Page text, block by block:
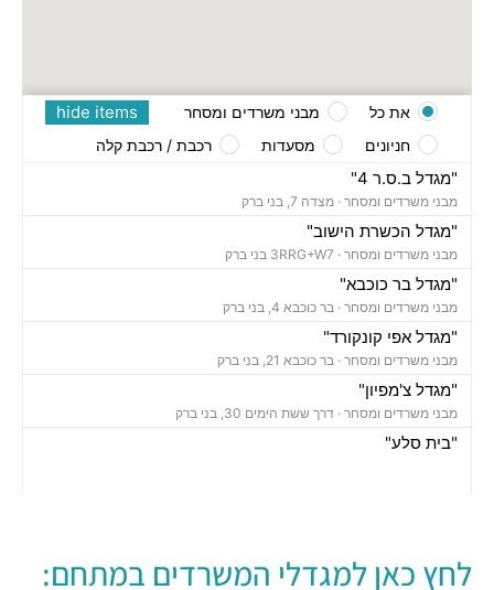
"מגדל ב.ס.ר 4"
מבני משרדים ומסחר · מצדה 7, בני ברק
"מגדל הכשרת הישוב"
מבני משרדים ומסחר ·
"מגדל בר כוכבא"
מבני משרדים ומסחר · בר כוכבא 4, בני ברק
"מגדל אפי קונקורד"
מבני משרדים ומסחר · בר כוכבא 21, בני ברק
"מגדל צ'מפיון"
מבני משרדים ומסחר · דרך ששת הימים 30, בני ברק
"בית סלע"
מבני משרדים ומסחר ·בר כוכבא 9, בני ברק
hide items את כל
מבני משרדים ומסחר
חניונים
מסעדות רכבת / רכבת קלה
לחץ כאן למגדלי המשרדים במתחם: